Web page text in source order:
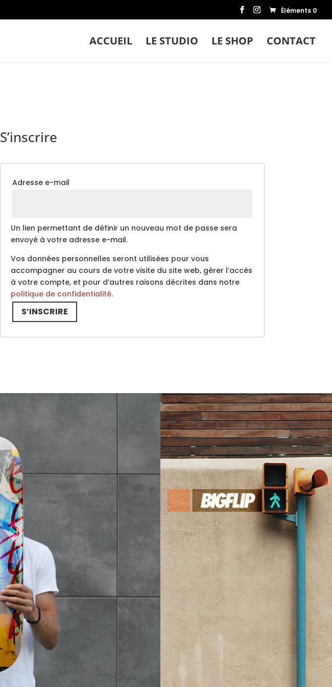
Éléments 0
ACCUEIL LE STUDIO LE SHOP CONTACT
S’inscrire
Adresse e-mail
Un lien permettant de définir un nouveau mot de passe sera
envoyé à votre adresse e-mail.
Vos données personnelles seront utilisées pour vous
accompagner au cours de votre visite du site web, gérer l’accès
à votre compte, et pour d’autres raisons décrites dans notre
politique de confidentialité.
S’INSCRIRE